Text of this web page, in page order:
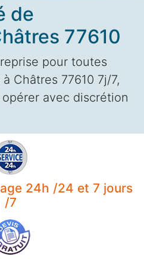
de
77610
pour toutes
Châtres 77610 7j/7,
avec discrétion
24h /24 et 7 jours
/7